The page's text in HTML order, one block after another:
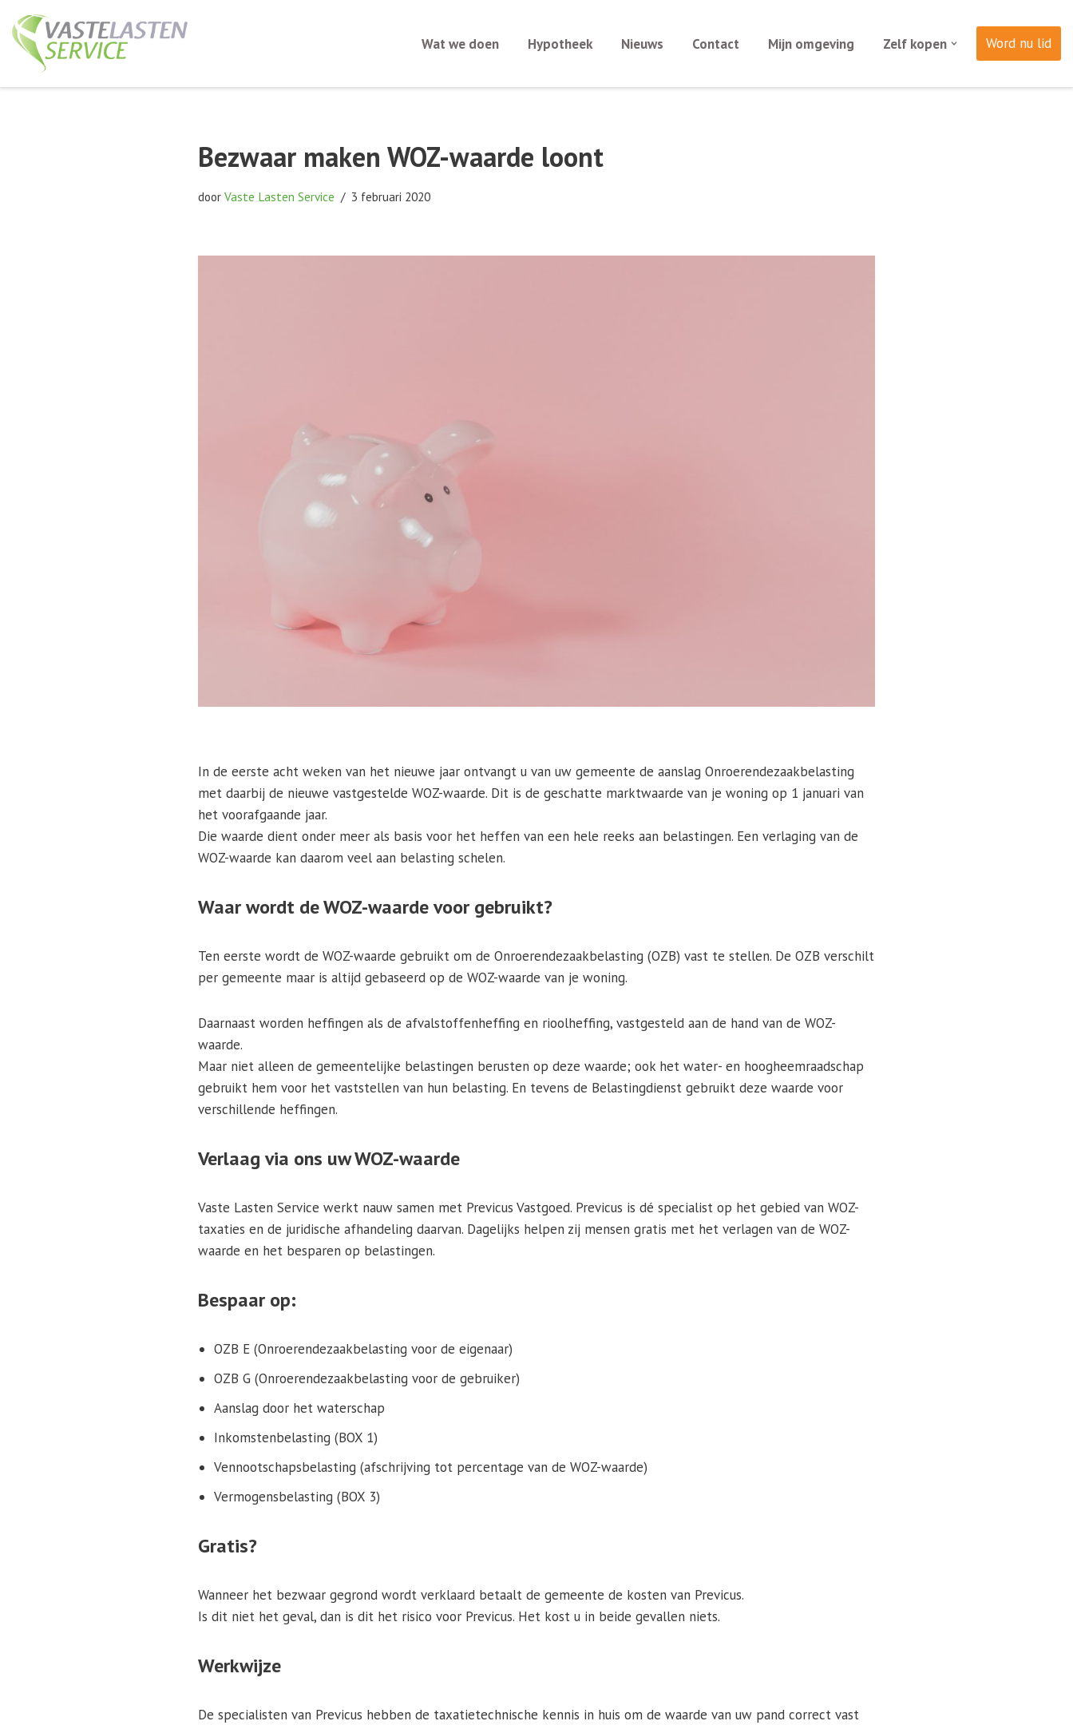
Ga
de
Wat we doen Hypotheek Nieuws Contact Mijn omgeving Zelf kopen Word nu lid
Bezwaar maken WOZ-waarde loont
doorVaste Lasten Service 3 februari 2020
In de eerste acht weken van het nieuwe jaar ontvangt u van uw gemeente de aanslag Onroerendezaakbelasting
met daarbij de nieuwe vastgestelde WOZ-waarde. Dit is de geschatte marktwaarde van je woning op 1 januari van
het voorafgaande jaar.
Die waarde dient onder meer als basis voor het heffen van een hele reeks aan belastingen. Een verlaging van de
WOZ-waarde kan daarom veel aan belasting schelen.
Waar wordt de WOZ-waarde voor gebruikt?
Ten eerste wordt de WOZ-waarde gebruikt om de Onroerendezaakbelasting (OZB) vast te stellen. De OZB verschilt
per gemeente maar is altijd gebaseerd op de WOZ-waarde van je woning.
Daarnaast worden heffingen als de afvalstoffenheffing en rioolheffing, vastgesteld aan de hand van de WOZ-
waarde.
Maar niet alleen de gemeentelijke belastingen berusten op deze waarde; ook het water- en hoogheemraadschap
gebruikt hem voor het vaststellen van hun belasting. En tevens de Belastingdienst gebruikt deze waarde voor
verschillende heffingen.
Verlaag via ons uw WOZ-waarde
Vaste Lasten Service werkt nauw samen met Previcus Vastgoed. Previcus is dé specialist op het gebied van WOZ-
taxaties en de juridische afhandeling daarvan. Dagelijks helpen zij mensen gratis met het verlagen van de WOZ-
waarde en het besparen op belastingen.
Bespaar op:
OZB E (Onroerendezaakbelasting voor de eigenaar)
OZB G (Onroerendezaakbelasting voor de gebruiker)
Aanslag door het waterschap
Inkomstenbelasting (BOX 1)
Vennootschapsbelasting (afschrijving tot percentage van de WOZ-waarde)
Vermogensbelasting (BOX 3)
Gratis?
Wanneer het bezwaar gegrond wordt verklaard betaalt de gemeente de kosten van Previcus.
Is dit niet het geval, dan is dit het risico voor Previcus. Het kost u in beide gevallen niets.
Werkwijze
De specialisten van Previcus hebben de taxatietechnische kennis in huis om de waarde van uw pand correct vast